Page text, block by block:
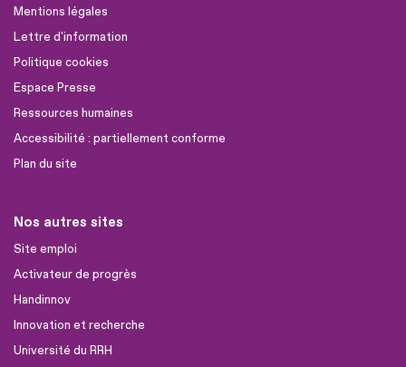
Mentions légales
Lettre d'information
Politique cookies
Espace Presse
Ressources humaines
Accessibilité : partiellement conforme
Plan du site
Nos autres sites
Site emploi
Activateur de progrès
Handinnov
Innovation et recherche
Université du RRH